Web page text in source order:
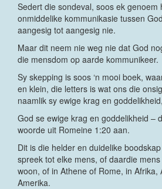
Sedert die sondeval, soos ek genoem
onmiddelike kommunikasie tussen
aangesig tot aangesig nie.
Maar dit neem nie weg nie dat God
die mensdom op aarde kommunikeer.
Sy skepping is soos ‘n mooi boek,
en klein, die letters is wat ons die
naamlik sy ewige krag en
God se ewige krag en goddelikheid –
woorde uit Romeine 1:20 aan.
Dit is die helder en duidelike
spreek tot elke mens, of daardie
woon, of in Athene of Rome, in Afrika,
Amerika.